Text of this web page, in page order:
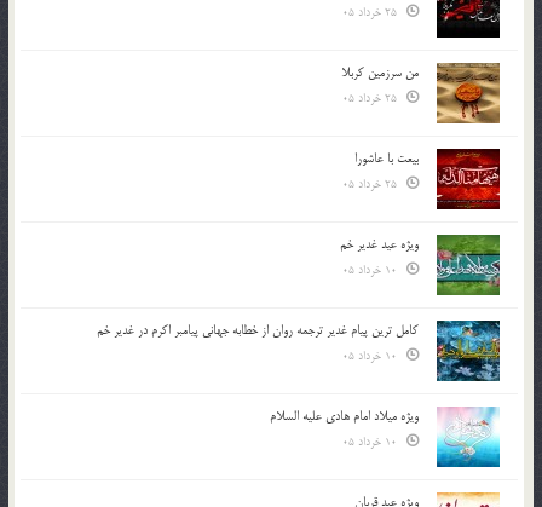
من سرزمین کربلا
بیعت با عاشورا
ویژه عید غدیر خم
کامل ترین پیام غدیر ترجمه روان از خطابه جهانی پیامبر اکرم در غدیر خم
ویژه میلاد امام هادی علیه السلام
ویژه عید قربان